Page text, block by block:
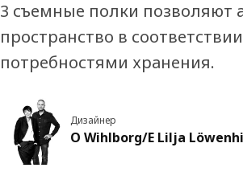
3 съемные полки позволяют
пространство в
потребностями хранения.
Дизайнер
O Wihlborg/E Lilja